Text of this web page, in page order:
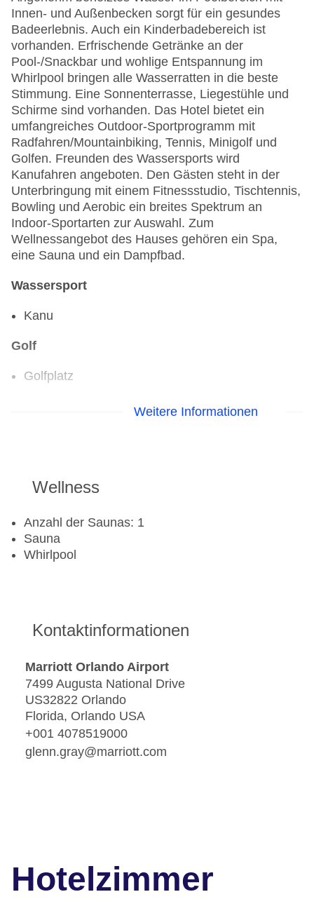
Innen- und Außenbecken sorgt für ein gesundes
Badeerlebnis. Auch ein Kinderbadebereich ist
vorhanden. Erfrischende Getränke an der
Pool-/Snackbar und wohlige Entspannung im
Whirlpool bringen alle Wasserratten in die beste
Stimmung. Eine Sonnenterrasse, Liegestühle und
Schirme sind vorhanden. Das Hotel bietet ein
umfangreiches Outdoor-Sportprogramm mit
Radfahren/Mountainbiking, Tennis, Minigolf und
Golfen. Freunden des Wassersports wird
Kanufahren angeboten. Den Gästen steht in der
Unterbringung mit einem Fitnessstudio, Tischtennis,
Bowling und Aerobic ein breites Spektrum an
Indoor-Sportarten zur Auswahl. Zum
Wellnessangebot des Hauses gehören ein Spa,
eine Sauna und ein Dampfbad.
Wassersport
Kanu
Golf
Golfplatz
Weitere Informationen
Wellness
Anzahl der Saunas: 1
Sauna
Whirlpool
Kontaktinformationen
Marriott Orlando Airport
7499 Augusta National Drive
US32822 Orlando
Florida, Orlando USA
+001 4078519000
glenn.gray@marriott.com
Hotelzimmer